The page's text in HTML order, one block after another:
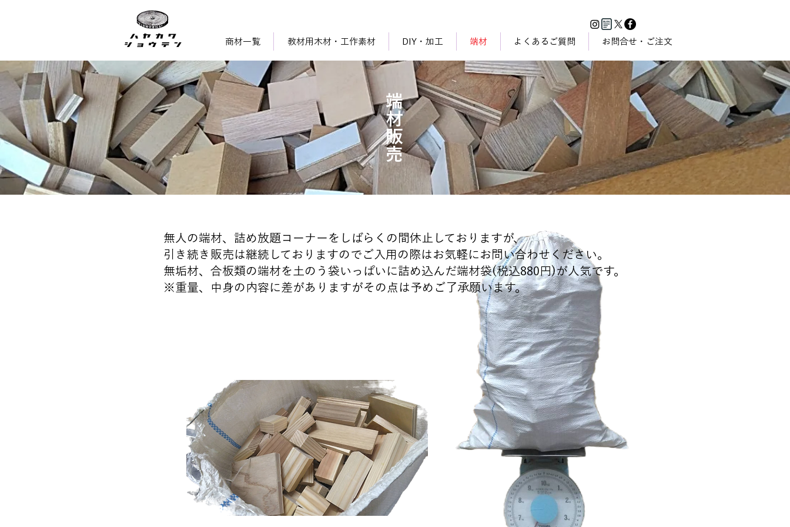
商材一覧 教材用木材・工作素材 DIY・加工 端材 よくあるご質問 お問合せ・ご注文
端材販売
無人の端材、詰め放題コーナーをしばらくの間休止しておりますが、
引き続き販売は継続しておりますのでご入用の際はお気軽にお問い合わせください。
​無垢材、合板類の端材を土のう袋いっぱいに詰め込んだ端材袋(税込880円)が人気です。
​※重量、中身の内容に差がありますがその点は予めご了承願います。